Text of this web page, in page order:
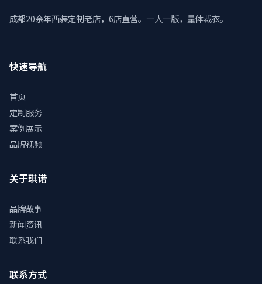
成都20余年西装定制老店，6店直营。一人一版，量体裁衣。
快速导航
首页
定制服务
案例展示
品牌视频
关于琪诺
品牌故事
新闻资讯
联系我们
联系方式